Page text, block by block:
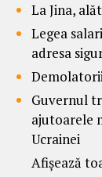
La Jina,
Legea
adresa
Guvernul
ajutoarele
Ucrainei
Afișează